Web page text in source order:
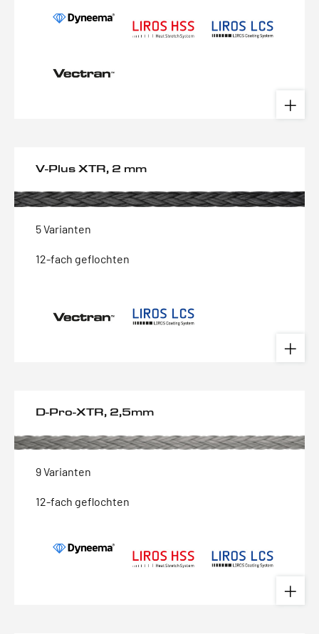
V-Plus XTR, 2 mm
5 Varianten
12-fach geflochten
D-Pro-XTR, 2,5mm
9 Varianten
12-fach geflochten